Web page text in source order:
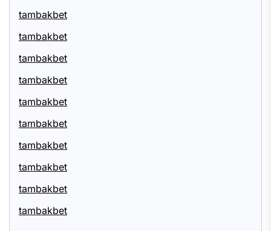
tambakbet
tambakbet
tambakbet
tambakbet
tambakbet
tambakbet
tambakbet
tambakbet
tambakbet
tambakbet